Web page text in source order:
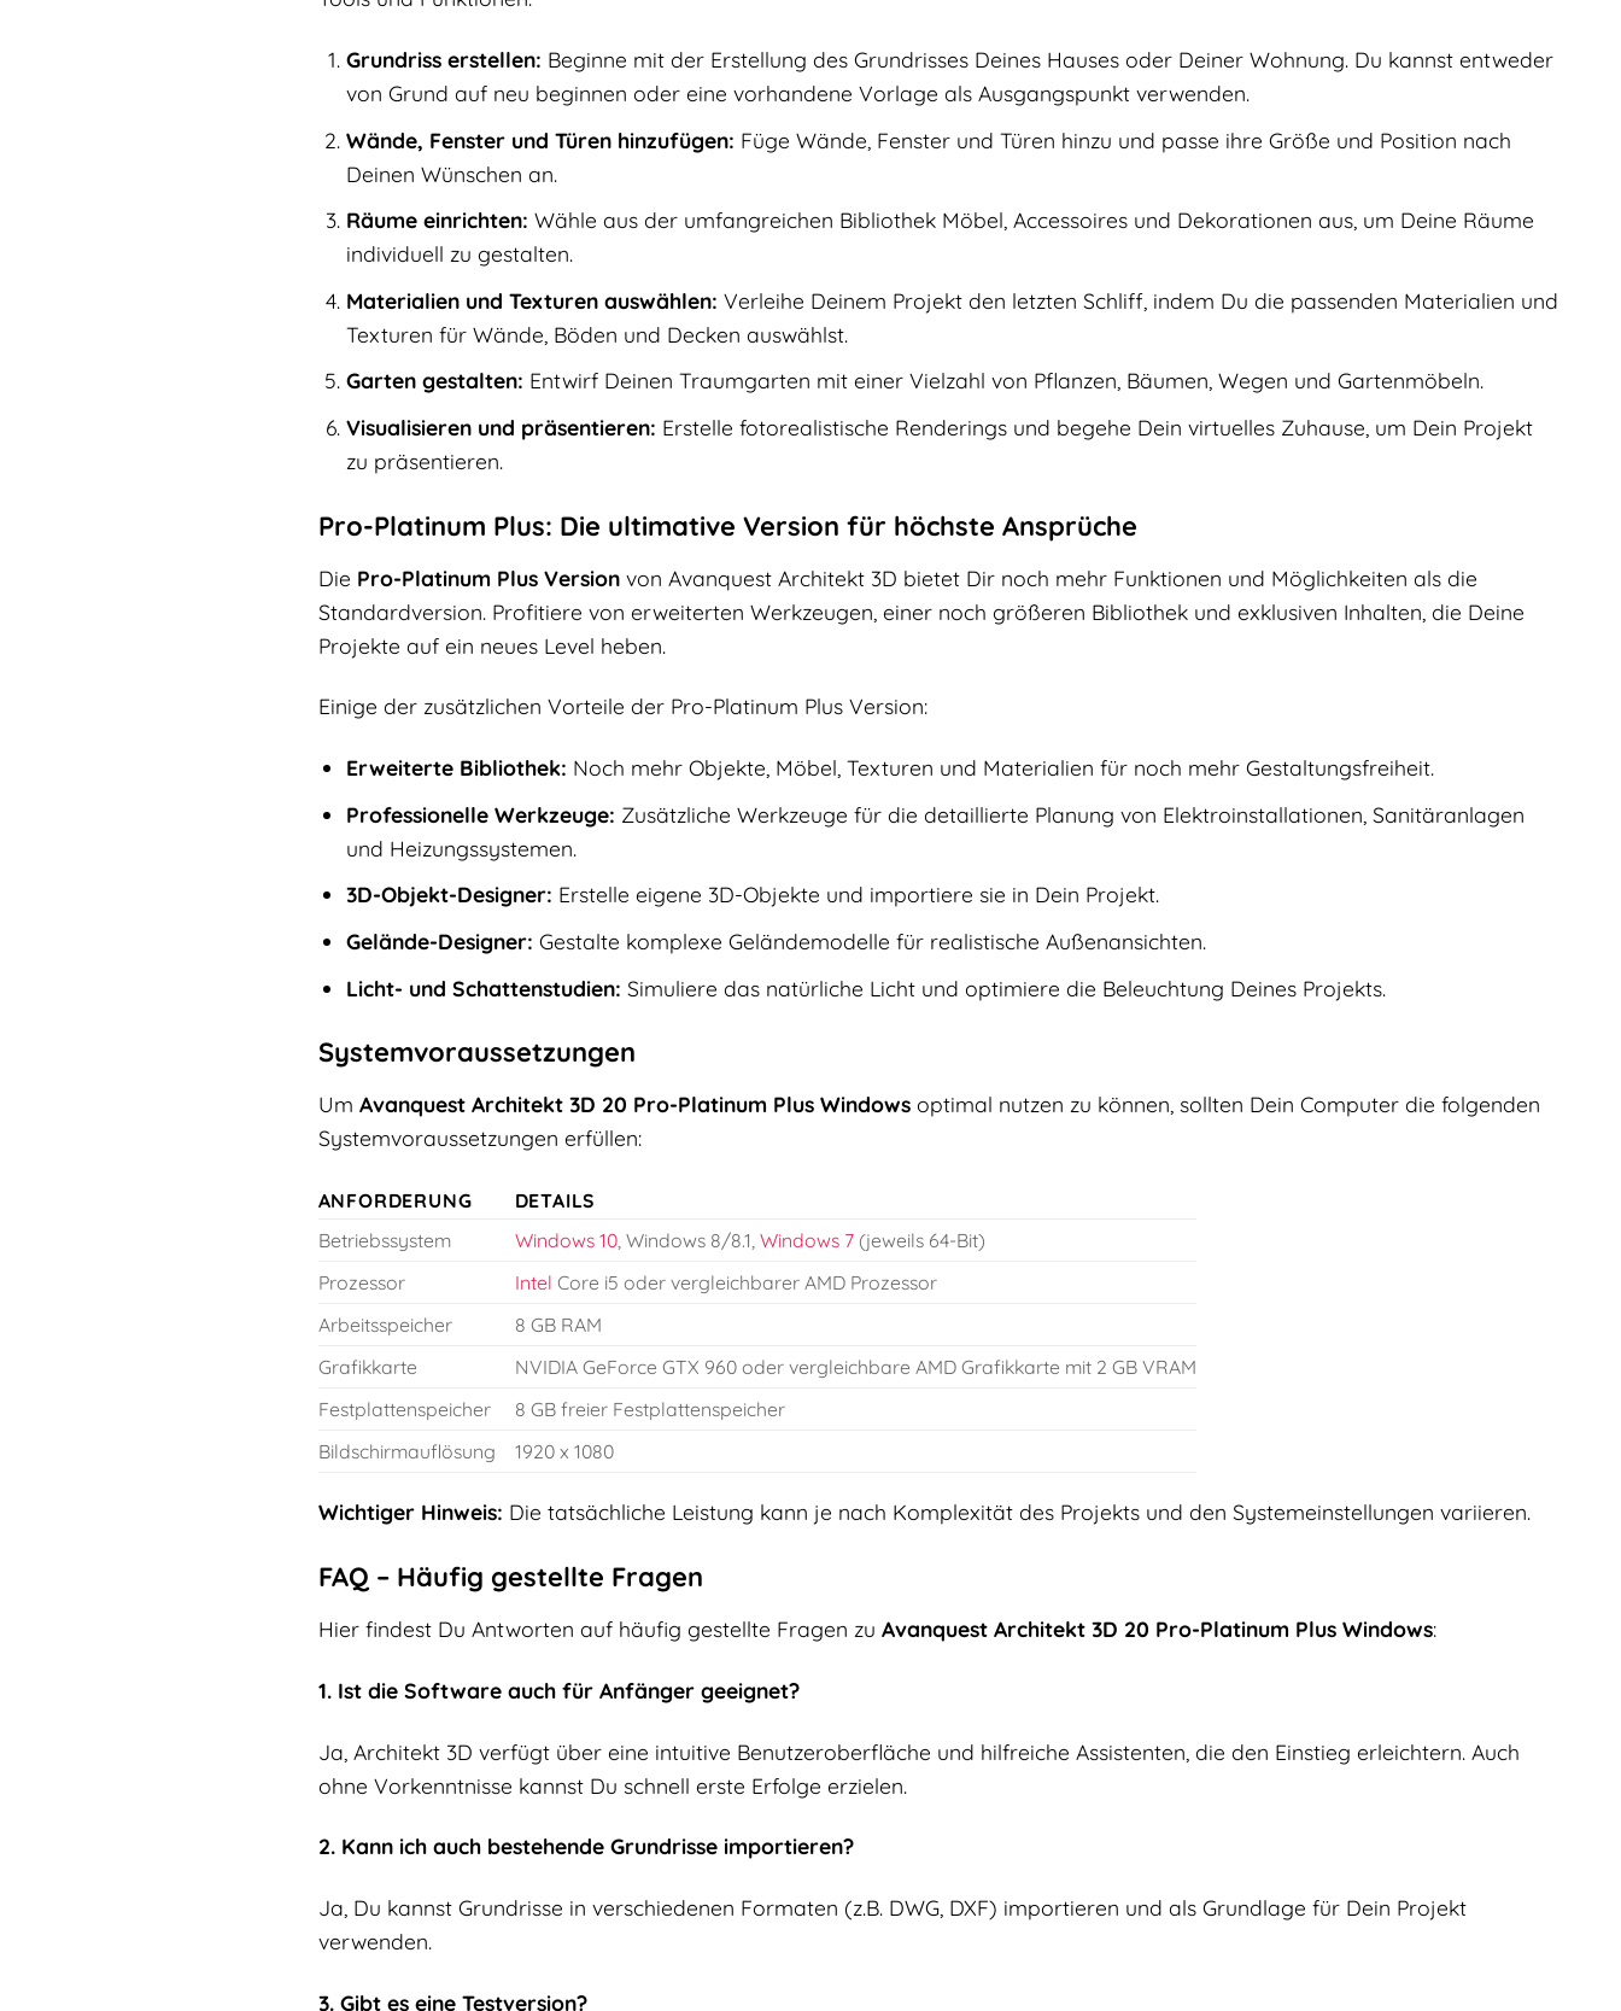
Grundriss erstellen: Beginne mit der Erstellung des Grundrisses Deines Hauses oder Deiner Wohnung. Du kannst entweder
von Grund auf neu beginnen oder eine vorhandene Vorlage als Ausgangspunkt verwenden.
Wände, Fenster und Türen hinzufügen: Füge Wände, Fenster und Türen hinzu und passe ihre Größe und Position nach
Deinen Wünschen an.
Räume einrichten: Wähle aus der umfangreichen Bibliothek Möbel, Accessoires und Dekorationen aus, um Deine Räume
individuell zu gestalten.
Materialien und Texturen auswählen: Verleihe Deinem Projekt den letzten Schliff, indem Du die passenden Materialien und
Texturen für Wände, Böden und Decken auswählst.
Garten gestalten: Entwirf Deinen Traumgarten mit einer Vielzahl von Pflanzen, Bäumen, Wegen und Gartenmöbeln.
Visualisieren und präsentieren: Erstelle fotorealistische Renderings und begehe Dein virtuelles Zuhause, um Dein Projekt
zu präsentieren.
Pro-Platinum Plus: Die ultimative Version für höchste Ansprüche
Die Pro-Platinum Plus Versionvon Avanquest Architekt 3D bietet Dir noch mehr Funktionen und Möglichkeiten als die
Standardversion. Profitiere von erweiterten Werkzeugen, einer noch größeren Bibliothek und exklusiven Inhalten, die Deine
Projekte auf ein neues Level heben.
Einige der zusätzlichen Vorteile der Pro-Platinum Plus Version:
Erweiterte Bibliothek: Noch mehr Objekte, Möbel, Texturen und Materialien für noch mehr Gestaltungsfreiheit.
Professionelle Werkzeuge: Zusätzliche Werkzeuge für die detaillierte Planung von Elektroinstallationen, Sanitäranlagen
und Heizungssystemen.
3D-Objekt-Designer: Erstelle eigene 3D-Objekte und importiere sie in Dein Projekt.
Gelände-Designer: Gestalte komplexe Geländemodelle für realistische Außenansichten.
Licht- und Schattenstudien: Simuliere das natürliche Licht und optimiere die Beleuchtung Deines Projekts.
Systemvoraussetzungen
Um Avanquest Architekt 3D 20 Pro-Platinum Plus Windowsoptimal nutzen zu können, sollten Dein Computer die folgenden
Systemvoraussetzungen erfüllen:
ANFORDERUNG
DETAILS
Betriebssystem
Windows 10, Windows 8/8.1, Windows 7(jeweils 64-Bit)
Prozessor
Intel Core i5 oder vergleichbarer AMD Prozessor
Arbeitsspeicher
8 GB RAM
Grafikkarte
NVIDIA GeForce GTX 960 oder vergleichbare AMD Grafikkarte mit 2 GB VRAM
Festplattenspeicher
8 GB freier Festplattenspeicher
Bildschirmauflösung
1920 x 1080
Wichtiger Hinweis: Die tatsächliche Leistung kann je nach Komplexität des Projekts und den Systemeinstellungen variieren.
FAQ – Häufig gestellte Fragen
Hier findest Du Antworten auf häufig gestellte Fragen zu Avanquest Architekt 3D 20 Pro-Platinum Plus Windows:
1. Ist die Software auch für Anfänger geeignet?
Ja, Architekt 3D verfügt über eine intuitive Benutzeroberfläche und hilfreiche Assistenten, die den Einstieg erleichtern. Auch
ohne Vorkenntnisse kannst Du schnell erste Erfolge erzielen.
2. Kann ich auch bestehende Grundrisse importieren?
Ja, Du kannst Grundrisse in verschiedenen Formaten (z.B. DWG, DXF) importieren und als Grundlage für Dein Projekt
verwenden.
3. Gibt es eine Testversion?